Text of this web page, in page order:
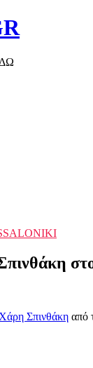
Χάρη Σπινθάκη από